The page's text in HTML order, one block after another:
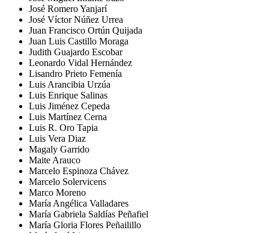
José Romero Yanjarí
José Víctor Núñez Urrea
Juan Francisco Ortún Quijada
Juan Luis Castillo Moraga
Judith Guajardo Escobar
Leonardo Vidal Hernández
Lisandro Prieto Femenía
Luis Arancibia Urzúa
Luis Enrique Salinas
Luis Jiménez Cepeda
Luis Martínez Cerna
Luis R. Oro Tapia
Luis Vera Diaz
Magaly Garrido
Maite Arauco
Marcelo Espinoza Chávez
Marcelo Solervicens
Marco Moreno
María Angélica Valladares
María Gabriela Saldías Peñafiel
María Gloria Flores Peñailillo